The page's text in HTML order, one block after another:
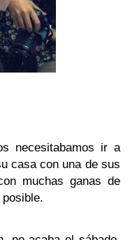
necesitabamos ir a
casa con una de sus
muchas ganas de